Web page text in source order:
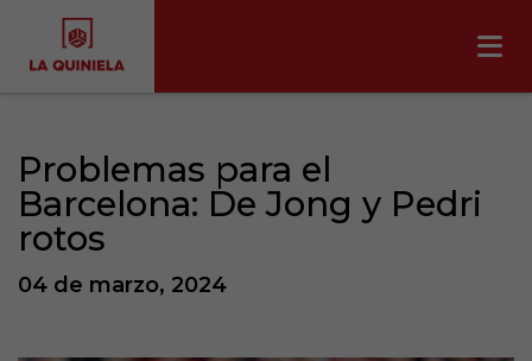
Problemas para el
Barcelona: De Jong y Pedri
rotos
04 de marzo, 2024